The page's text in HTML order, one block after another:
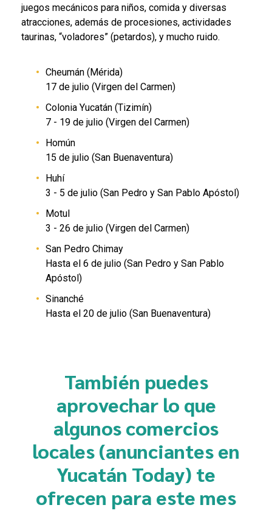
juegos mecánicos para niños, comida y diversas
atracciones, además de procesiones, actividades
taurinas, “voladores” (petardos), y mucho ruido.
Cheumán (Mérida)
17 de julio (Virgen del Carmen)
Colonia Yucatán (Tizimín)
7 - 19 de julio (Virgen del Carmen)
Homún
15 de julio (San Buenaventura)
Huhí
3 - 5 de julio (San Pedro y San Pablo Apóstol)
Motul
3 - 26 de julio (Virgen del Carmen)
San Pedro Chimay
Hasta el 6 de julio (San Pedro y San Pablo
Apóstol)
Sinanché
Hasta el 20 de julio (San Buenaventura)
También puedes
aprovechar lo que
algunos comercios
locales (anunciantes en
Yucatán Today) te
ofrecen para este mes